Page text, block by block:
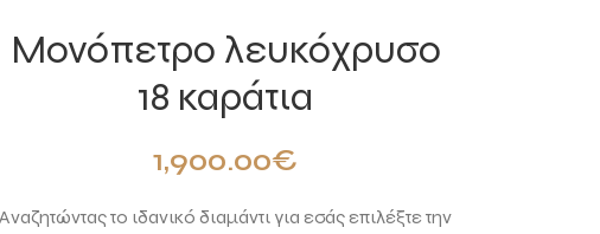
Μονόπετρο λευκόχρυσο
18 καράτια
1,900.00€
Αναζητώντας το ιδανικό διαμάντι για εσάς επιλέξτε την